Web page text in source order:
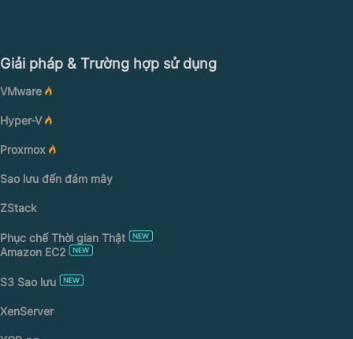
Giải pháp & Trường hợp sử dụng
VMware
Hyper-V
Proxmox
Sao lưu đến đám mây
ZStack
Phục chế Thời gian Thật
Amazon EC2
S3 Sao lưu
XenServer